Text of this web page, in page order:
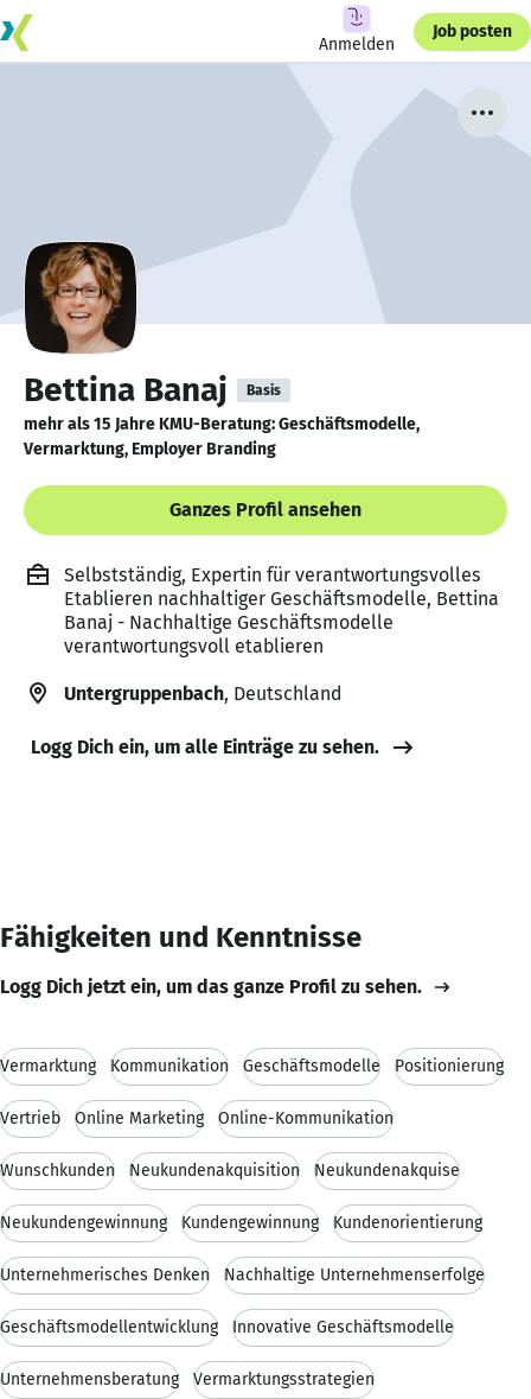
Anmelden
Job posten
Bettina Banaj Basis
mehr als 15 Jahre KMU-Beratung: Geschäftsmodelle,
Vermarktung, Employer Branding
Ganzes Profil ansehen
Selbstständig, Expertin für verantwortungsvolles
Etablieren nachhaltiger Geschäftsmodelle, Bettina
Banaj - Nachhaltige Geschäftsmodelle
verantwortungsvoll etablieren
Untergruppenbach, Deutschland
Logg Dich ein, um alle Einträge zu sehen.
Fähigkeiten und Kenntnisse
Logg Dich jetzt ein, um das ganze Profil zu sehen.
Vermarktung Kommunikation Geschäftsmodelle Positionierung
Vertrieb Online Marketing Online-Kommunikation
Wunschkunden Neukundenakquisition Neukundenakquise
Neukundengewinnung Kundengewinnung Kundenorientierung
Unternehmerisches Denken Nachhaltige Unternehmenserfolge
Geschäftsmodellentwicklung Innovative Geschäftsmodelle
Unternehmensberatung Vermarktungsstrategien